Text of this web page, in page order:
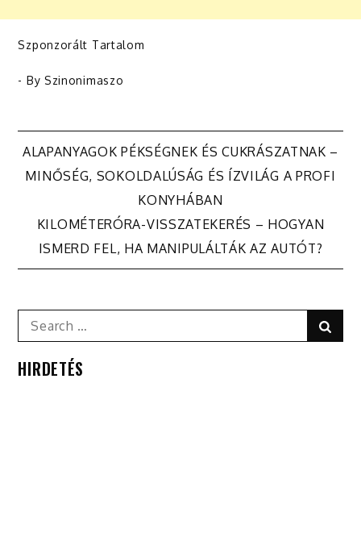
Szponzorált Tartalom
- By Szinonimaszo
Bejegyzés
navigáció
ALAPANYAGOK PÉKSÉGNEK ÉS CUKRÁSZATNAK –
MINŐSÉG, SOKOLDALÚSÁG ÉS ÍZVILÁG A PROFI
KONYHÁBAN
KILOMÉTERÓRA-VISSZATEKERÉS – HOGYAN
ISMERD FEL, HA MANIPULÁLTÁK AZ AUTÓT?
Search
for:
HIRDETÉS